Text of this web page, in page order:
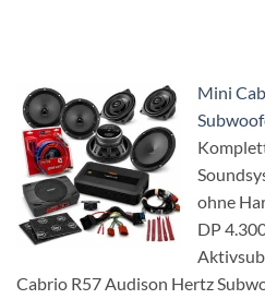
Mini
ohne
DP
Cabrio R57 Audison Hertz